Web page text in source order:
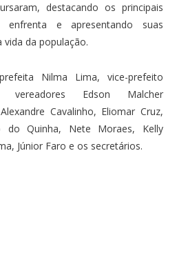
destacando os principais
e apresentando suas
da população.
Nilma Lima, vice-prefeito
Edson Malcher
Cavalinho, Eliomar Cruz,
do Quinha, Nete Moraes, Kelly
Júnior Faro e os secretários.